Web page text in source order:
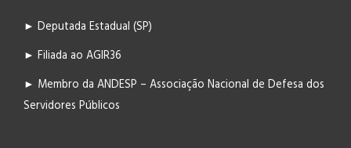
► Deputada Estadual (SP)
► Filiada ao AGIR36
► Membro da ANDESP – Associação Nacional de Defesa dos
Servidores Públicos